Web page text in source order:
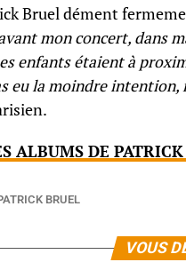
Bruel dément
mon concert, dans
enfants étaient à
eu la moindre
ALBUMS DE
BRUEL
VOUS